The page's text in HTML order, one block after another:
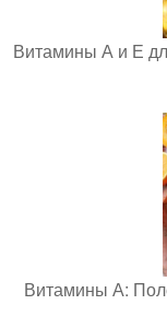
Витамины А и Е
Витамины А: